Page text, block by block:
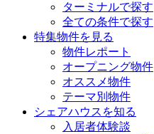
ターミナルで探す
全ての条件で探す
特集物件を見る
物件レポート
オープニング物件
オススメ物件
テーマ別物件
シェアハウスを知る
入居者体験談